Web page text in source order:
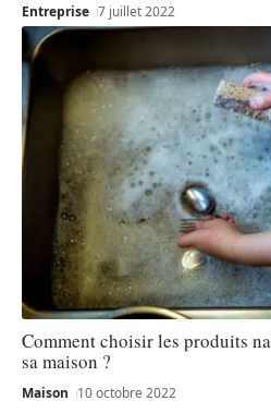
Entreprise 7 juillet 2022
Comment choisir les produits
sa maison ?
Maison 10 octobre 2022